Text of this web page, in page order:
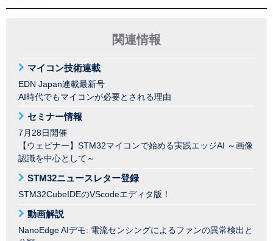
関連情報
マイコン技術連載
EDN Japan連載最新号
AI時代でもマイコンが必要とされる理由
セミナー情報
7月28日開催
【ウェビナー】STM32マイコンで始める実践エッジAI ～画像
認識を中心として～
STM32ニュースレター登録
STM32CubeIDEのVScodeエディタ版！
動画解説
NanoEdge AIデモ: 電流センシングによるファンの異常検出と